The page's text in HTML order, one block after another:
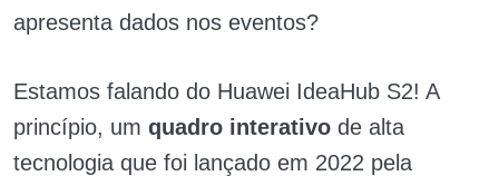
apresenta dados nos eventos?
Estamos falando do Huawei IdeaHub S2! A
princípio, um quadro interativo de alta
tecnologia que foi lançado em 2022 pela